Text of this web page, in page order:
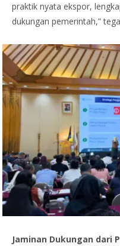
praktik nyata ekspor,
dukungan pemerintah,”
Jaminan Dukungan dari